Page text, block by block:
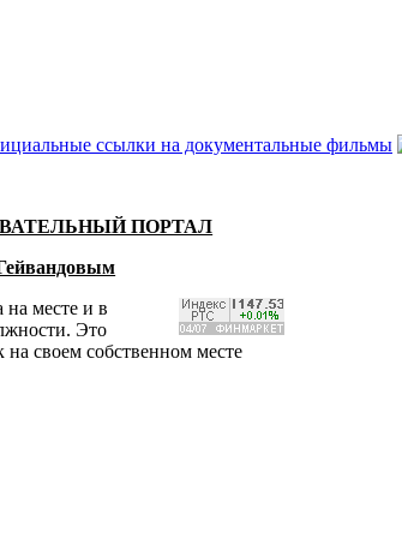
ссылки на документальные фильмы
ПОРТАЛ
на месте и в
Это
своем собственном месте